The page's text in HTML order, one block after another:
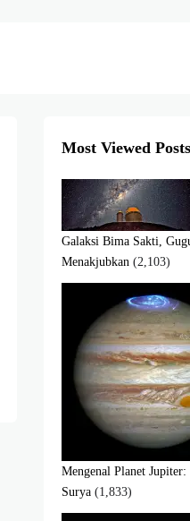
Most Viewed Posts
Galaksi Bima Sakti,
Menakjubkan (2,103)
Mengenal Planet Jupiter:
Surya (1,833)